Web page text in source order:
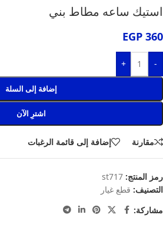
استيك ساعه مطاط بني
EGP 360
-
+
إضافة إلى السلة
اشترِ الآن
مقارنة إضافة إلى قائمة الرغبات
رمز المنتج: st717
التصنيف: قطع غيار
مشاركة: